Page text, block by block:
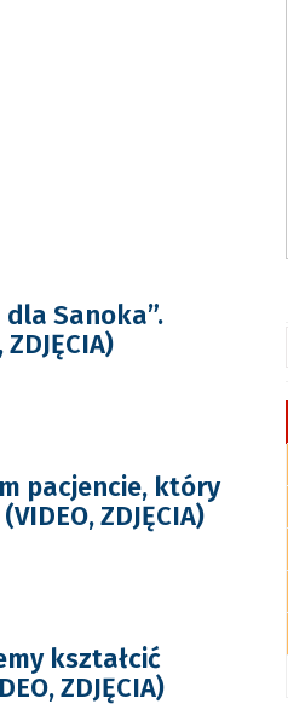
Sanoka”.
pacjencie, który
ZDJĘCIA)
kształcić
ZDJĘCIA)